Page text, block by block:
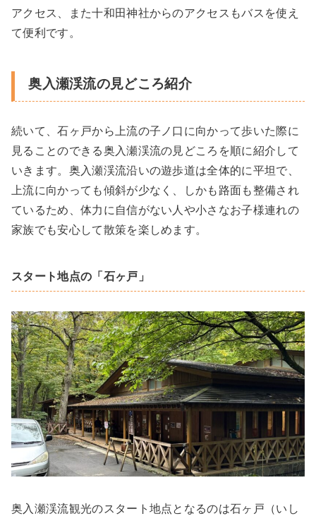
アクセス、また十和田神社からのアクセスもバスを使え
て便利です。
奥入瀬渓流の見どころ紹介
続いて、石ヶ戸から上流の子ノ口に向かって歩いた際に
見ることのできる奥入瀬渓流の見どころを順に紹介して
いきます。奥入瀬渓流沿いの遊歩道は全体的に平坦で、
上流に向かっても傾斜が少なく、しかも路面も整備され
ているため、体力に自信がない人や小さなお子様連れの
家族でも安心して散策を楽しめます。
スタート地点の「石ヶ戸」
奥入瀬渓流観光のスタート地点となるのは石ヶ戸（いし